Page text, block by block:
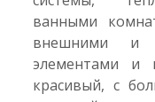
ванными
внешними и
элементами и
красивый, с